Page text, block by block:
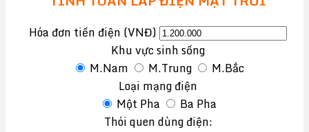
Hóa đơn tiền điện (VNĐ)
Khu vực sinh sống
M.Nam
M.Trung
M.Bắc
Loại mạng điện
Một Pha
Ba Pha
Thói quen dùng điện: